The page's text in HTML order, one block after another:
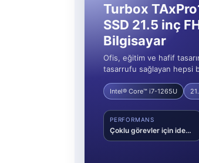
Turbox
SSD 21.5 inç
Bilgisayar
Ofis, eğitim ve hafif
tasarrufu sağlayan hepsi
Intel® Core™ i7-1265U
PERFORMANS
Çoklu görevler için ideal işlemci gücü